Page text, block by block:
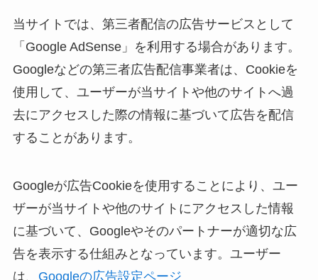
当サイトでは、第三者配信の広告サービスとして
「Google AdSense」を利用する場合があります。
Googleなどの第三者広告配信事業者は、Cookieを
使用して、ユーザーが当サイトや他のサイトへ過
去にアクセスした際の情報に基づいて広告を配信
することがあります。
Googleが広告Cookieを使用することにより、ユー
ザーが当サイトや他のサイトにアクセスした情報
に基づいて、Googleやそのパートナーが適切な広
告を表示する仕組みとなっています。ユーザー
は、 Googleの広告設定ページ